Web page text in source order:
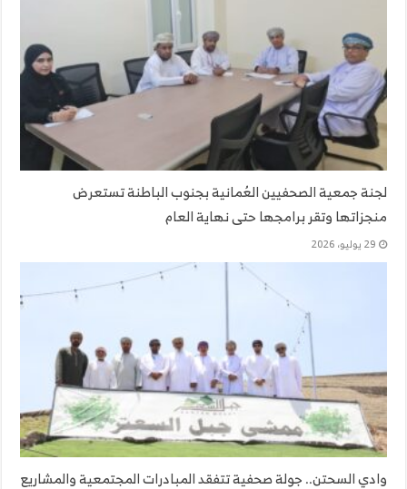
لجنة جمعية الصحفيين العُمانية بجنوب الباطنة تستعرض
منجزاتها وتقر برامجها حتى نهاية العام
29 يوليو، 2026
وادي السحتن.. جولة صحفية تتفقد المبادرات المجتمعية والمشاريع